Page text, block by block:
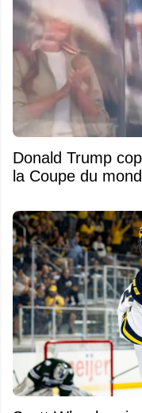
Donald Trump
la Coupe du